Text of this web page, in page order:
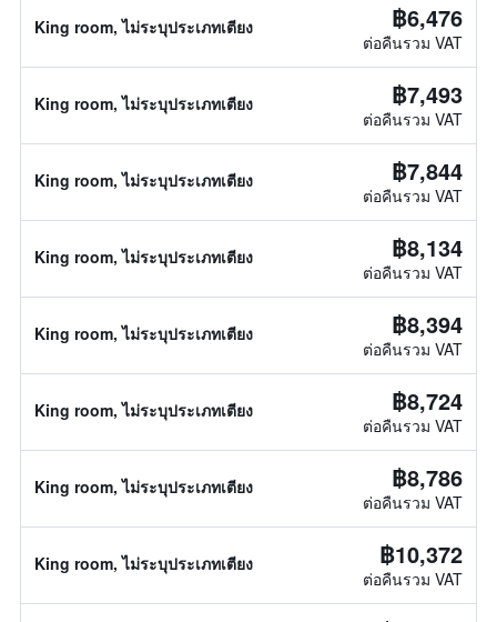
King room, ไม่ระบุประเภทเตียง ฿6,476
ต่อคืนรวม VAT
King room, ไม่ระบุประเภทเตียง ฿7,493
ต่อคืนรวม VAT
King room, ไม่ระบุประเภทเตียง ฿7,844
ต่อคืนรวม VAT
King room, ไม่ระบุประเภทเตียง ฿8,134
ต่อคืนรวม VAT
King room, ไม่ระบุประเภทเตียง ฿8,394
ต่อคืนรวม VAT
King room, ไม่ระบุประเภทเตียง ฿8,724
ต่อคืนรวม VAT
King room, ไม่ระบุประเภทเตียง ฿8,786
ต่อคืนรวม VAT
King room, ไม่ระบุประเภทเตียง ฿10,372
ต่อคืนรวม VAT